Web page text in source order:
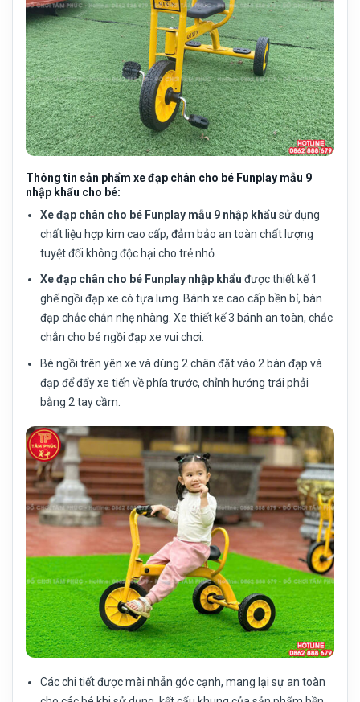
Thông tin sản phẩm xe đạp chân cho bé Funplay mẫu 9
nhập khẩu cho bé:
Xe đạp chân cho bé Funplay mẫu 9 nhập khẩu sử dụng
chất liệu hợp kim cao cấp, đảm bảo an toàn chất lượng
tuyệt đối không độc hại cho trẻ nhỏ.
Xe đạp chân cho bé Funplay nhập khẩu được thiết kế 1
ghế ngồi đạp xe có tựa lưng. Bánh xe cao cấp bền bỉ, bàn
đạp chắc chắn nhẹ nhàng. Xe thiết kế 3 bánh an toàn, chắc
chắn cho bé ngồi đạp xe vui chơi.
Bé ngồi trên yên xe và dùng 2 chân đặt vào 2 bàn đạp và
đạp để đẩy xe tiến về phía trước, chỉnh hướng trái phải
bằng 2 tay cầm.
Các chi tiết được mài nhẵn góc cạnh, mang lại sự an toàn